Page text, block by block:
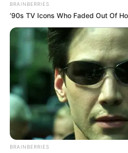
BRAINBERRIES
’90s TV Icons Who Faded Out Of
BRAINBERRIES